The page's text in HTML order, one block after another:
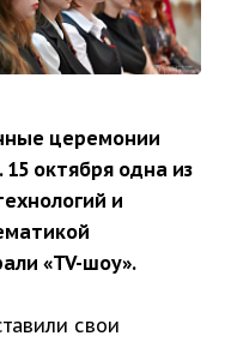
церемонии
октября одна из
и
«TV-шоу».
свои